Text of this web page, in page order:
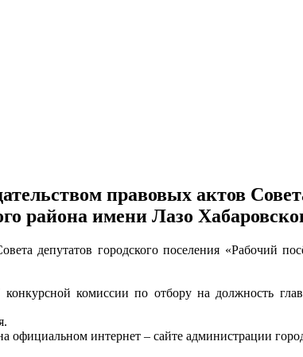
правовых актов
района имени Лазо
депутатов городского поселения «Рабочий
комиссии по отбору на должность
официальном интернет – сайте администрации